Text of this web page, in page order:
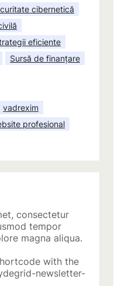
cibernetică
eficiente
Sursă de finanțare
vadrexim
profesional
consectetur
tempor
magna aliqua.
with the
newsletter-